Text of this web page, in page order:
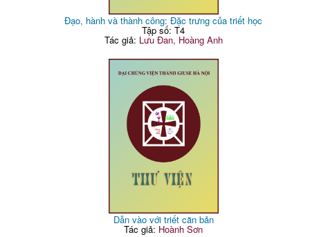
Đạo, hành và thành công: Đặc trưng của triết học
Tập số: T4
Tác giả: Lưu Đan, Hoàng Anh
Dẫn vào với triết căn bản
Tác giả: Hoành Sơn